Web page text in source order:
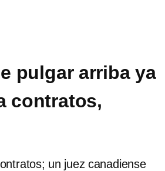
pulgar arriba ya
contratos,
un juez canadiense